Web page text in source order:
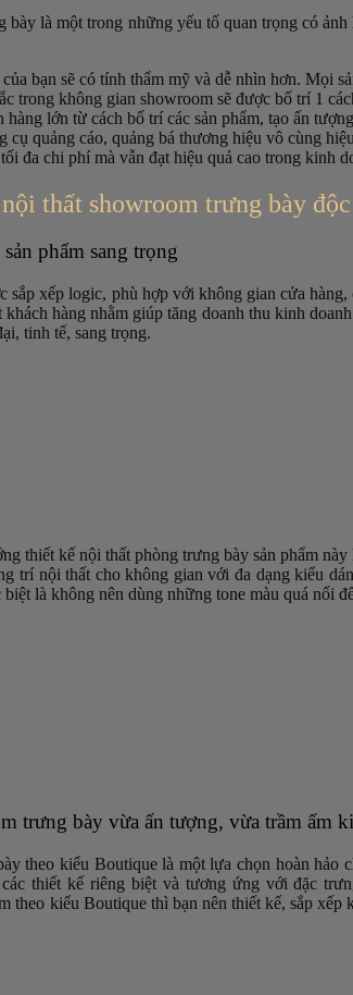
bày là một trong những yếu tố quan trọng có
bạn sẽ có tính thẩm mỹ và dễ nhìn hơn. Mọi
trong không gian showroom sẽ được bố trí 1
lớn từ cách bố trí các sản phẩm, tạo ấn
quảng cáo, quảng bá thương hiệu vô cùng
đa chi phí mà vẫn đạt hiệu quả cao trong kinh
thất showroom trưng bày
phẩm sang trọng
sắp xếp logic, phù hợp với không gian cửa
hàng nhằm giúp tăng doanh thu kinh
tinh tế, sang trọng.
thiết kế nội thất phòng trưng bày sản phẩm
trí nội thất cho không gian với đa dạng kiểu
là không nên dùng những tone màu quá nổi
trưng bày vừa ấn tượng, vừa trầm ấm
theo kiểu Boutique là một lựa chọn hoàn hảo
thiết kế riêng biệt và tương ứng với đặc
theo kiểu Boutique thì bạn nên thiết kế, sắp